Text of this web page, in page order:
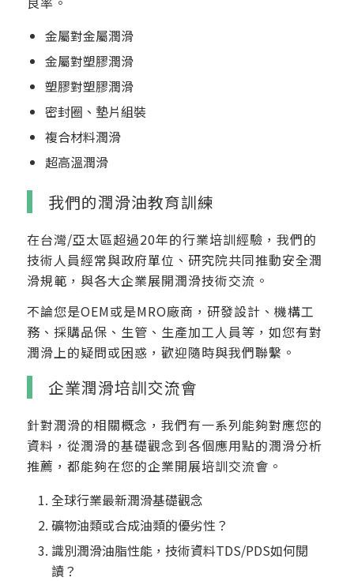
金屬對金屬潤滑
金屬對塑膠潤滑
塑膠對塑膠潤滑
密封圈、墊片組裝
複合材料潤滑
超高溫潤滑
我們的潤滑油教育訓練
在台灣/亞太區超過20年的行業培訓經驗，我們的
技術人員經常與政府單位、研究院共同推動安全潤
滑規範，與各大企業展開潤滑技術交流。
不論您是OEM或是MRO廠商，研發設計、機構工
務、採購品保、生管、生產加工人員等，如您有對
潤滑上的疑問或困惑，歡迎隨時與我們聯繫。
企業潤滑培訓交流會
針對潤滑的相關概念，我們有一系列能夠對應您的
資料，從潤滑的基礎觀念到各個應用點的潤滑分析
推薦，都能夠在您的企業開展培訓交流會。
全球行業最新潤滑基礎觀念
礦物油類或合成油類的優劣性？
識別潤滑油脂性能，技術資料TDS/PDS如何閱
讀？